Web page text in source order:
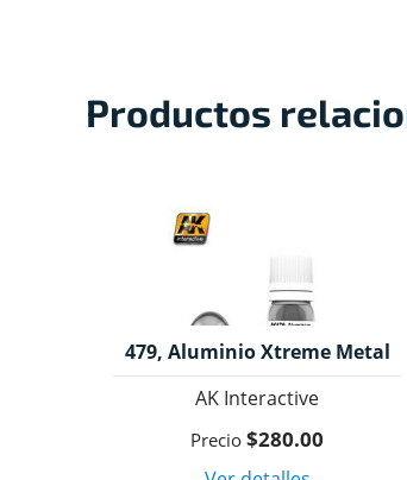
Productos
479, Aluminio Xtreme Metal
30ml, Ak Interactive.
AK Interactive
$280.00